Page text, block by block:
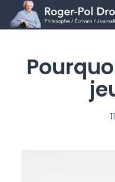
Aller
contenu